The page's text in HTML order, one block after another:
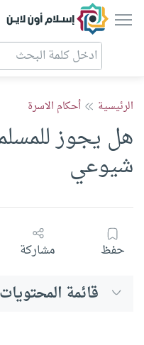
إسلام أون لاين
الرئيسية أحكام الاسرة
هل يجوز
شيوعي
حفظ مشاركة
قائمة المحتويات